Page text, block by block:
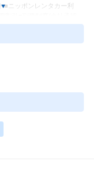
■ニッポンレンタカー利